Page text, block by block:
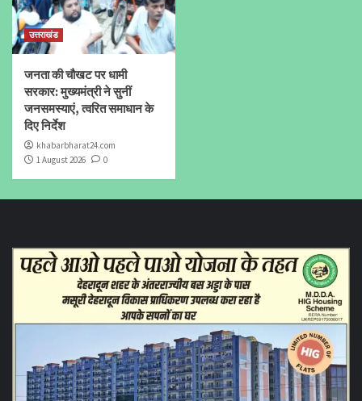
उत्तराखंड
जनता की चौखट पर धामी
सरकार: मुख्यमंत्री ने सुनीं
जनसमस्याएं, त्वरित समाधान के
दिए निर्देश
khabarbharat24.com
1 August 2026
0